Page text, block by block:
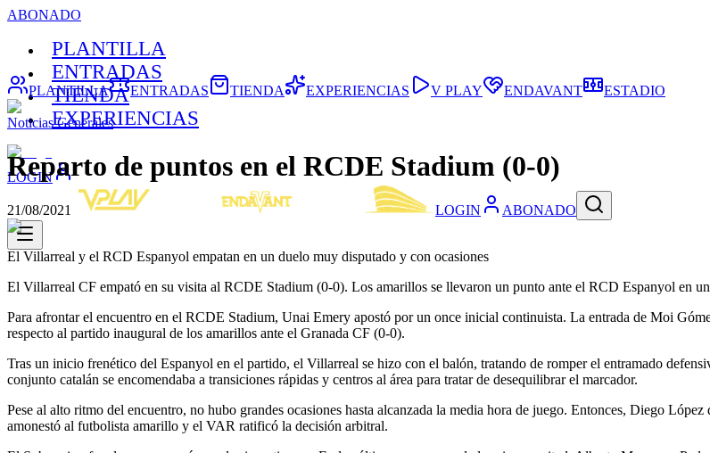
ABONADO
PLANTILLA
ENTRADAS
TIENDA
EXPERIENCIAS
LOGIN
LOGIN ABONADO
PLANTILLA ENTRADAS TIENDA EXPERIENCIAS V PLAY ENDAVANT ESTADIO
Noticias Generales
Reparto de puntos en el RCDE Stadium (0-0)
21/08/2021
El Villarreal y el RCD Espanyol empatan en un duelo muy disputado y con ocasiones
El Villarreal CF empató en su visita al RCDE Stadium (0-0). Los amarillos se llevaron un punto ante el RCD Espanyol en
Para afrontar el encuentro en el RCDE Stadium, Unai Emery apostó por un once inicial continuista. La entrada de Moi
respecto al partido inaugural de los amarillos ante el Granada CF (0-0).
Tras un inicio frenético del Espanyol en el partido, el Villarreal se hizo con el balón, tratando de romper el entramado
conjunto catalán se encomendaba a transiciones rápidas y centros al área para tratar de desequilibrar el marcador.
Pese al alto ritmo del encuentro, no hubo grandes ocasiones hasta alcanzada la media hora de juego. Entonces, Diego
amonestó al futbolista amarillo y el VAR ratificó la decisión arbitral.